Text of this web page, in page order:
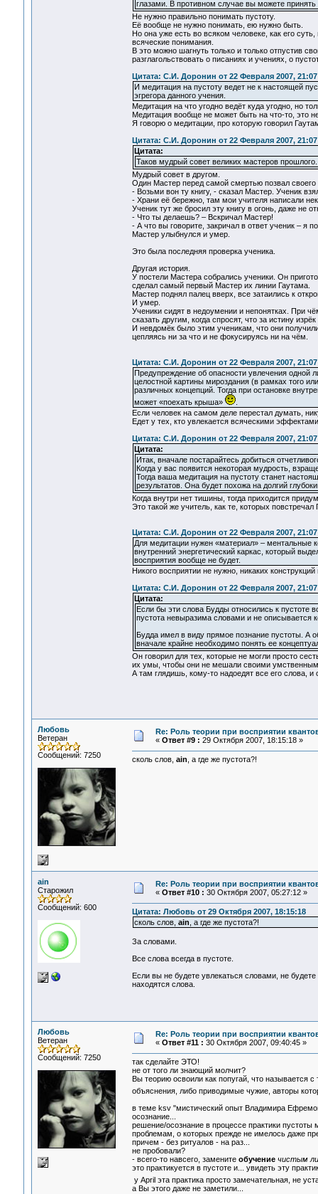
глазами. В противном случае вы можете
Не нужно правильно понимать пустоту.
Её вообще не нужно понимать, ею нужно быть.
Но она уже есть во всяком человеке, как его
всяческие понимания.
В это можно шагнуть только и только отпустив
разглагольствовать о писаниях и учениях, о
Цитата: С.И. Доронин от 22 Февраля 2007,
И медитация на пустоту ведет не к настоящей
эгрегора данного учения.
Медитация на что угодно ведёт куда угодно, но
Медитация вообще не может быть на что-то, это
Я говорю о медитации, про которую говорил
Цитата: С.И. Доронин от 22 Февраля 2007,
Цитата:
Таков мудрый совет великих мастеров прошлого.
Мудрый совет в другом.
Один Мастер перед самой смертью позвал своего
- Возьми вон ту книгу, - сказал Мастер. Ученик
- Храни её бережно, там мои учителя написали
Ученик тут же бросил эту книгу в огонь, даже не
- Что ты делаешь? – Вскричал Мастер!
- А что вы говорите, закричал в ответ ученик – я
Мастер улыбнулся и умер.
Это была последняя проверка ученика.
Другая история.
У постели Мастера собрались ученики. Он
сделал самый первый Мастер их линии Гаутама.
Мастер поднял палец вверх, все затаились к
И умер.
Ученики сидят в недоумении и непонятках. При
сказать другим, когда спросят, что за истину
И невдомёк было этим ученикам, что они
цепляясь ни за что и не фокусируясь ни на чём.
Цитата: С.И. Доронин от 22 Февраля 2007,
Предупреждение об опасности увлечения одной
целостной картины мироздания (в рамках того
различных концепций. Тогда при остановке
может «поехать крыша»
.
Если человек на самом деле перестал думать,
Едет у тех, кто увлекается всяческими
Цитата: С.И. Доронин от 22 Февраля 2007,
Цитата:
Итак, вначале постарайтесь добиться
Когда у вас появится некоторая мудрость,
Тогда ваша медитация на пустоту станет
результатов. Она будет похожа на долгий
Когда внутри нет тишины, тогда приходится
Это такой же учитель, как те, которых повстречал
Цитата: С.И. Доронин от 22 Февраля 2007,
Для медитации нужен «материал» – ментальные
внутренний энергетический каркас, который
восприятия вообще не будет.
Никого восприятии не нужно, никаких
Цитата: С.И. Доронин от 22 Февраля 2007,
Цитата:
Если бы эти слова Будды относились к пустоте
пустота невыразима словами и не описывается
Будда имел в виду прямое познание пустоты. А
вначале крайне необходимо понять ее
Он говорил для тех, которые не могли просто
их умы, чтобы они не мешали своими
А там глядишь, кому-то надоедят все его слова,
Любовь
Ветеран
Сообщений: 7250
Re: Роль теории при восприятии
« Ответ #9 : 29 Октября 2007, 18:15:18 »
сколь слов, ain , а где же пустота?!
ain
Старожил
Сообщений: 600
Re: Роль теории при восприятии
« Ответ #10 : 30 Октября 2007, 05:27:12 »
Цитата: Любовь от 29 Октября 2007, 18:15:18
сколь слов, ain , а где же пустота?!
За словами.
Все слова всегда в пустоте.
Если вы не будете увлекаться словами, не
находятся слова.
Любовь
Ветеран
Сообщений: 7250
Re: Роль теории при восприятии
« Ответ #11 : 30 Октября 2007, 09:40:45 »
так сделайте ЭТО!
не от того ли знающий молчит?
Вы теорию освоили как попугай, что называется
объяснения, либо приводимые чужие, авторы
в теме ksv "мистический опыт Владимира
осознание...
решение/осознание в процессе практики
проблемам, о которых прежде не имелось даже
причем - без ритуалов - на раз...
не пробовали?
- всего-то навсего, замените обучение чистым
это практикуется в пустоте и... увидеть эту
у April эта практика просто замечательная, не
а Вы этого даже не заметили...